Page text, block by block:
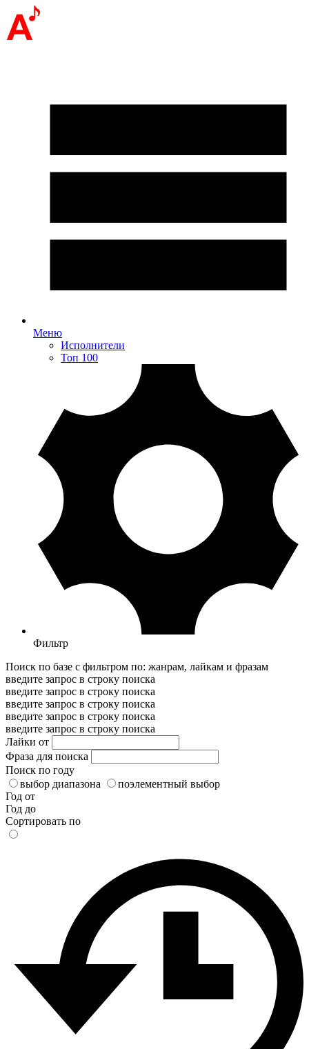
Меню
Исполнители
Топ 100
Фильтр
Поиск по базе с фильтром по: жанрам, лайкам и фразам
введите запрос в строку поиска
введите запрос в строку поиска
введите запрос в строку поиска
введите запрос в строку поиска
введите запрос в строку поиска
Лайки от
Фраза для поиска
Поиск по году
выбор диапазона
поэлементный выбор
Год от
Год до
Сортировать по